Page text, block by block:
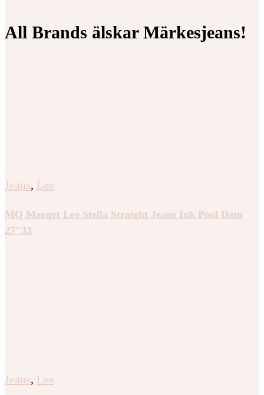
All Brands älskar Märkesjeans!
Jeans, Lee
MQ Marqet Lee Stella Straight Jeans Ink Pool Dam
27″33
Jeans, Lee